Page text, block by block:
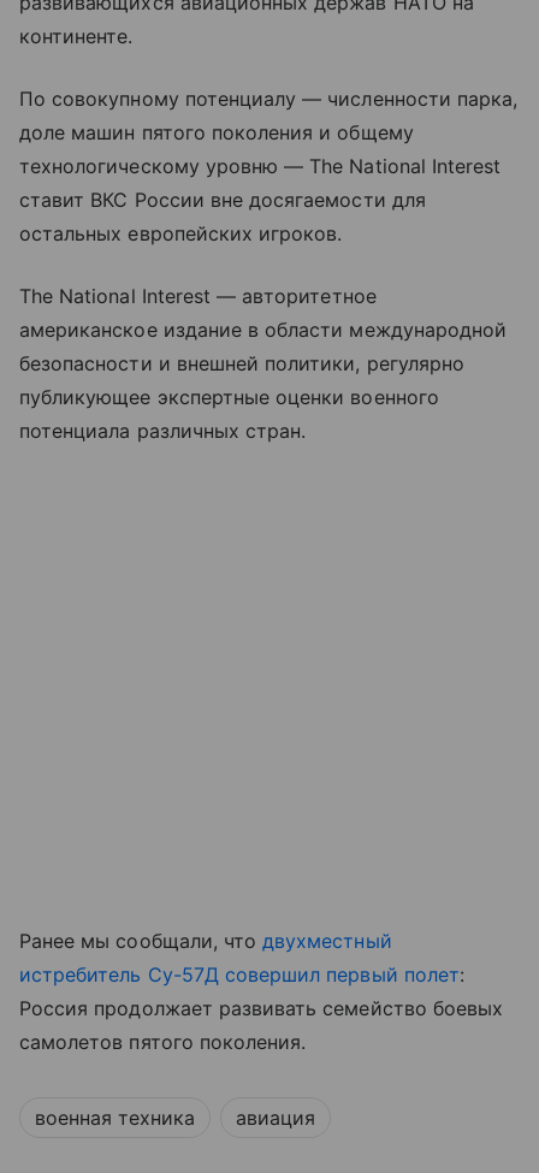
континенте.
По совокупному потенциалу — численности парка,
доле машин пятого поколения и общему
технологическому уровню — The National Interest
ставит ВКС России вне досягаемости для
остальных европейских игроков.
The National Interest — авторитетное
американское издание в области международной
безопасности и внешней политики, регулярно
публикующее экспертные оценки военного
потенциала различных стран.
Ранее мы сообщали, чтодвухместный
истребитель Су-57Д совершил первый полет:
Россия продолжает развивать семейство боевых
самолетов пятого поколения.
военная техника авиация